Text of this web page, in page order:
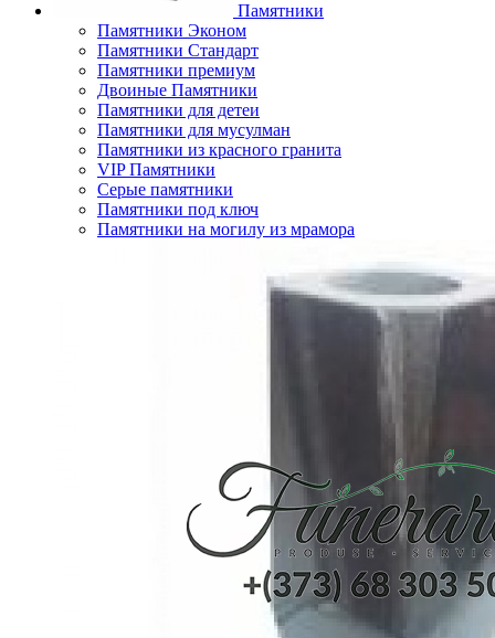
Памятники
Памятники Эконом
Памятники Стандарт
Памятники премиум
Двоиные Памятники
Памятники для детеи
Памятники для мусулман
Памятники из красного гранита
VIP Памятники
Серые памятники
Памятники под ключ
Памятники на могилу из мрамора